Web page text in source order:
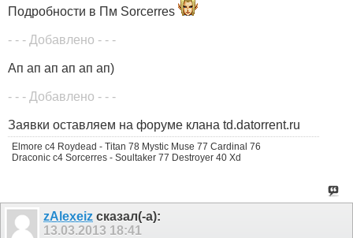
Подробности в Пм Sorcerres
- - - Добавлено - - -
Ап ап ап ап ап ап)
- - - Добавлено - - -
Заявки оставляем на форуме клана td.datorrent.ru
Elmore c4 Roydead - Titan 78 Mystic Muse 77 Cardinal 76
Draconic c4 Sorcerres - Soultaker 77 Destroyer 40 Xd
zAlexeiz сказал(-а):
13.03.2013 18:41